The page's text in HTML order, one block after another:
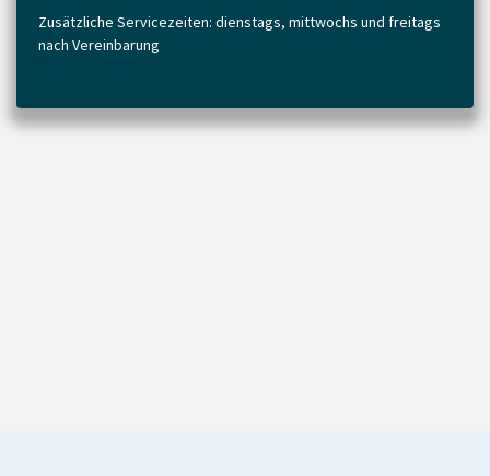
Zusätzliche Servicezeiten: dienstags, mittwochs und freitags
nach Vereinbarung